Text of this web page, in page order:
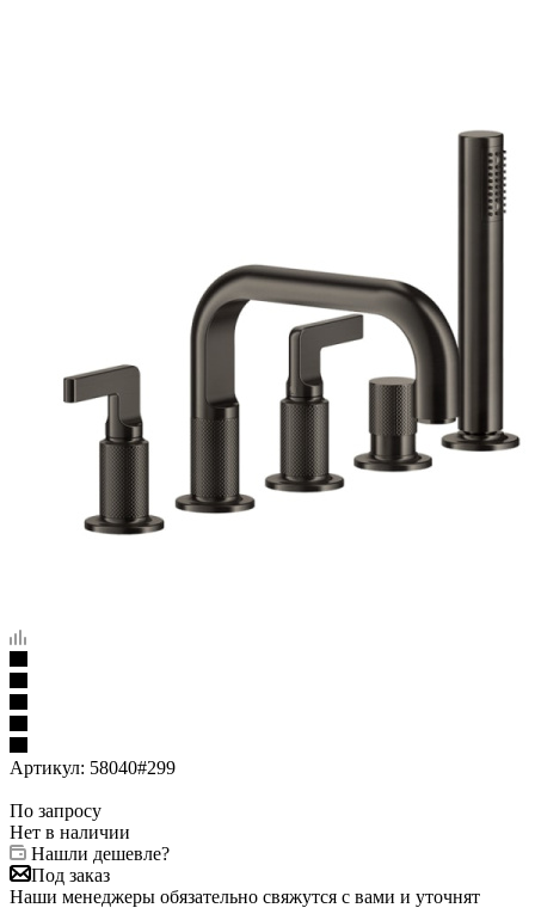
Артикул: 58040#299
По запросу
Нет в наличии
Нашли дешевле?
Под заказ
Наши менеджеры обязательно свяжутся с вами и уточнят